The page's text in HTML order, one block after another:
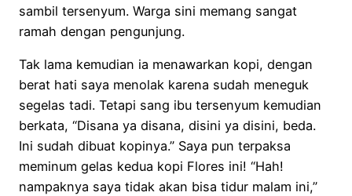
sambil tersenyum. Warga sini memang sangat
ramah dengan pengunjung.
Tak lama kemudian ia menawarkan kopi, dengan
berat hati saya menolak karena sudah meneguk
segelas tadi. Tetapi sang ibu tersenyum kemudian
berkata, “Disana ya disana, disini ya disini, beda.
Ini sudah dibuat kopinya.” Saya pun terpaksa
meminum gelas kedua kopi Flores ini! “Hah!
nampaknya saya tidak akan bisa tidur malam ini,”